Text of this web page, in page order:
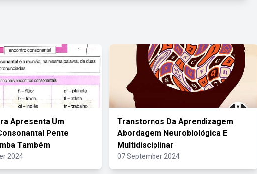
Apresenta Um
Pente
Também
2024
Transtornos Da Aprendizagem
Abordagem Neurobiológica E
Multidisciplinar
07 September 2024